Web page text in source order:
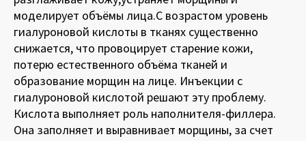
моделирует объёмы лица.С возрастом уровень
гиалуроновой кислоты в тканях существенно
снижается, что провоцирует старение кожи,
потерю естественного объёма тканей и
образование морщин на лице. Инъекции с
гиалуроновой кислотой решают эту проблему.
Кислота выполняет роль наполнителя-филлера.
Она заполняет и выравнивает морщины, за счет